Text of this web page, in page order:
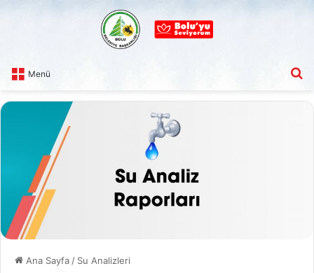
Menü
Ana Sayfa / Su Analizleri